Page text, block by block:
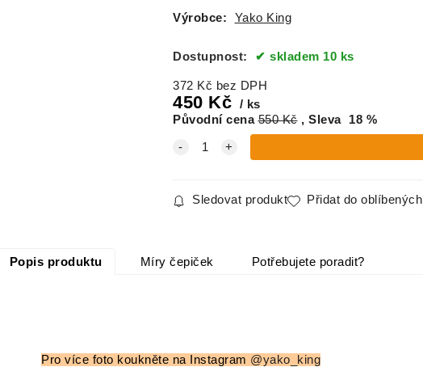
Výrobce: Yako King
Dostupnost: skladem 10 ks
372 Kč bez DPH
450 Kč
ks
Původní cena 550Kč Sleva 18 %
Sledovat produkt Přidat do oblíbených
Popis produktu Míry čepiček Potřebujete poradit?
Pro více foto koukněte na Instagram @yako_king